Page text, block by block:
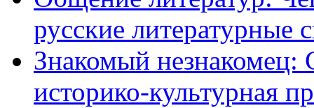
русские
Знакомый незнакомец:
историко-культурная